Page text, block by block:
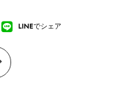
LINEでシェア